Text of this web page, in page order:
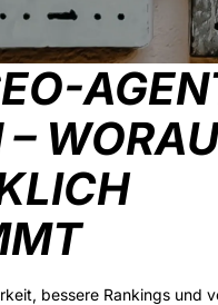
–
bessere Rankings und